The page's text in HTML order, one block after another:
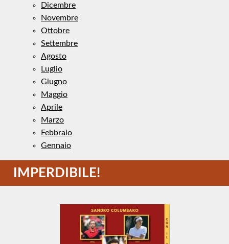
Dicembre
Novembre
Ottobre
Settembre
Agosto
Luglio
Giugno
Maggio
Aprile
Marzo
Febbraio
Gennaio
IMPERDIBILE!